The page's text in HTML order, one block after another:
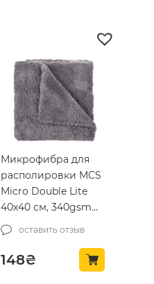
Микрофибра для
располировки MCS
Micro Double Lite
40х40 см, 340gsm
(MCS-03/1)
оставить отзыв
148₴